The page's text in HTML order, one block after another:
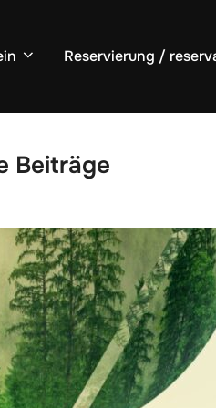
Reservierung /
Beiträge